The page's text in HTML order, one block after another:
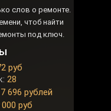
слов о ремонте.
чтоб найти
под ключ.
000 руб
28
руб
696 рублей